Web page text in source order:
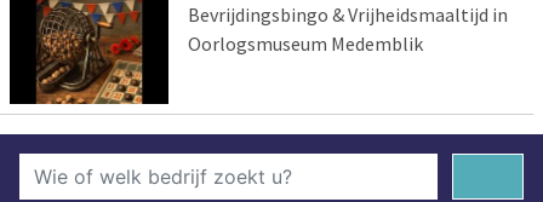
Bevrijdingsbingo & Vrijheidsmaaltijd in
Oorlogsmuseum Medemblik